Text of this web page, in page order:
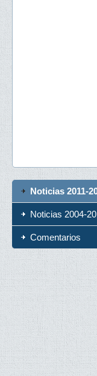
Noticias 2011-
Noticias 2004-
Comentarios